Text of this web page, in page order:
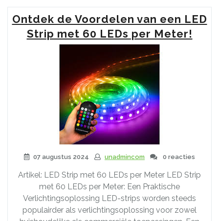
Ontdek de Voordelen van een LED
Strip met 60 LEDs per Meter!
07 augustus 2024 unadmincom 0 reacties
Artikel: LED Strip met 60 LEDs per Meter LED Strip
met 60 LEDs per Meter: Een Praktische
Verlichtingsoplossing LED-strips worden steeds
populairder als verlichtingsoplossing voor zowel